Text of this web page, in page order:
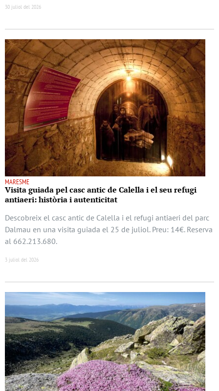
30 juliol del 2026
MARESME
Visita guiada pel casc antic de Calella i el seu refugi
antiaeri: història i autenticitat
Descobreix el casc antic de Calella i el refugi antiaeri del parc
Dalmau en una visita guiada el 25 de juliol. Preu: 14€. Reserva
al 662.213.680.
3 juliol del 2026